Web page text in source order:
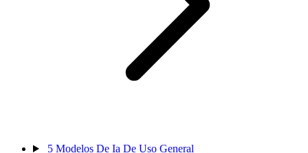
5 Modelos De Ia De Uso General